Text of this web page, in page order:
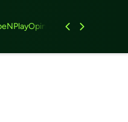
NPlayOpinião Feminino